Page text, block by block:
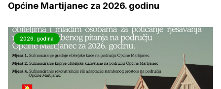
Općine Martijanec za 2026. godinu
2026. godina